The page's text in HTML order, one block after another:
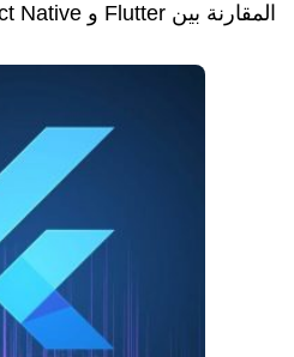
المقارنة بين Flutter و React Native